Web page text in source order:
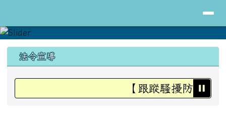
上中區域內容
法令宣導
【跟蹤騷擾防治法
頁尾區域